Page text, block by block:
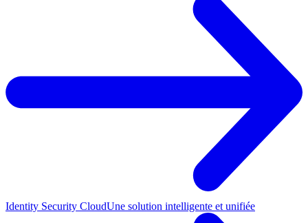
Identity Security CloudUne solution intelligente et unifiée